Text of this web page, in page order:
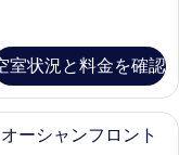
室状況と料金を確認
セーフティボックス (室
ーシャンフロント